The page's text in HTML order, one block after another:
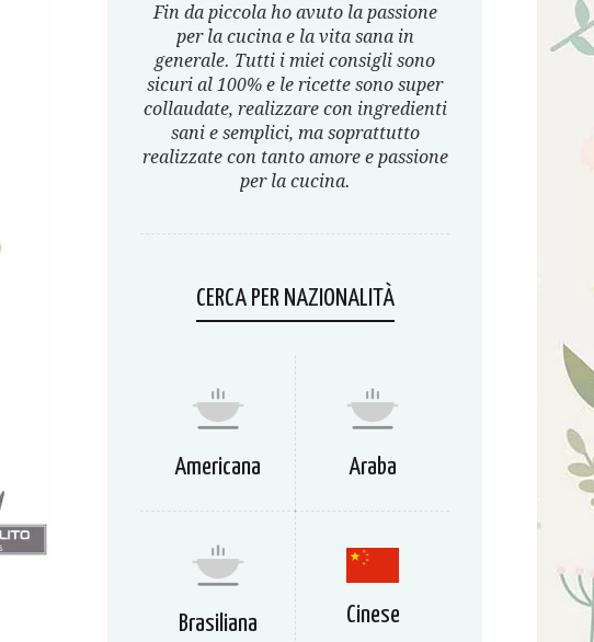
Fin da piccola ho avuto la passione
per la cucina e la vita sana in
generale. Tutti i miei consigli sono
sicuri al 100% e le ricette sono super
collaudate, realizzare con ingredienti
sani e semplici, ma soprattutto
realizzate con tanto amore e passione
per la cucina.
CERCA PER NAZIONALITÀ
Americana Araba
Brasiliana Cinese